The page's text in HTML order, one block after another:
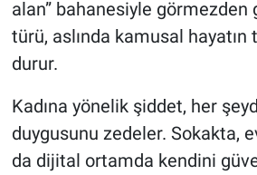
alan” bahanesiyle görmezden
türü, aslında kamusal
durur.
Kadına yönelik şiddet, her
duygusunu zedeler. Sokakta,
da dijital ortamda kendini